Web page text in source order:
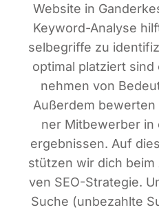
Web­site in
Key­word-Ana­ly­se
sel­be­grif­fe zu
opti­mal plat­ziert
neh­men von
Außer­dem
ner Mit­be­wer­ber
ergeb­nis­sen. Auf
stüt­zen wir dich
ven SEO-Stra­te­gie.
Suche (unbe­zahl­te